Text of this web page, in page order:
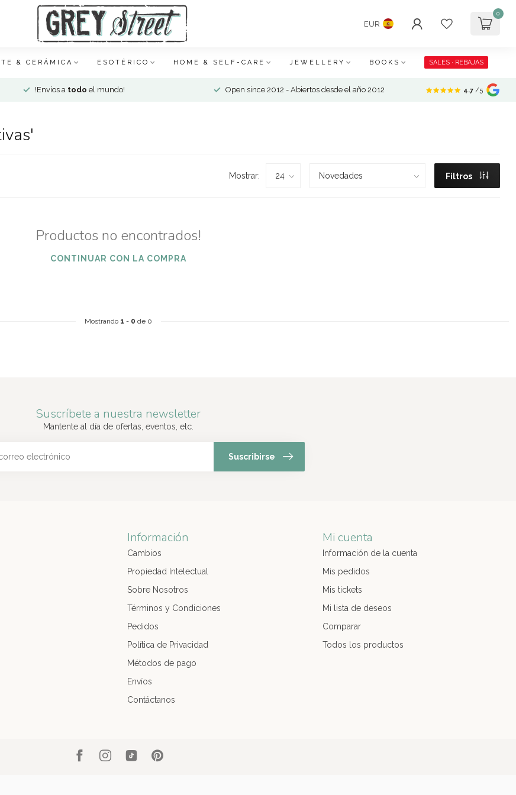
EUR
0
& CERÁMICA ESOTÉRICO HOME & SELF-CARE JEWELLERY BOOKS SALES · REBAJAS
!Envíos a todo el mundo! Open since 2012 - Abiertos desde el año 2012 4.7 /5
Mostrar: Filtros
Productos no encontrados!
CONTINUAR CON LA COMPRA
Mostrando 1 - 0 de 0
Suscríbete a nuestra newsletter
Mantente al día de ofertas, eventos, etc.
Suscribirse
Información
Cambios
Propiedad Intelectual
Sobre Nosotros
Términos y Condiciones
Pedidos
Política de Privacidad
Métodos de pago
Envíos
Contáctanos
Mi cuenta
Información de la cuenta
Mis pedidos
Mis tickets
Mi lista de deseos
Comparar
Todos los productos